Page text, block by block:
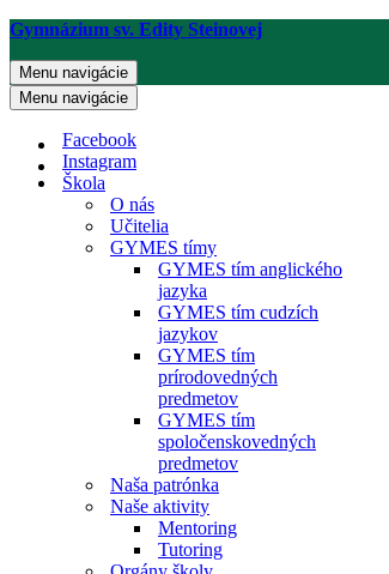
Gymnázium sv. Edity Steinovej
Menu navigácie
Menu navigácie
Facebook
Instagram
Škola
O nás
Učitelia
GYMES tímy
GYMES tím anglického
jazyka
GYMES tím cudzích
jazykov
GYMES tím
prírodovedných
predmetov
GYMES tím
spoločenskovedných
predmetov
Naša patrónka
Naše aktivity
Mentoring
Tutoring